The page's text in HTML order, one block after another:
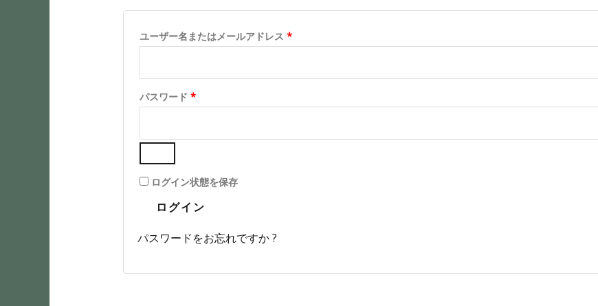
ユーザー名またはメールアドレス *
パスワード *
ログイン状態を保存
ログイン
パスワードをお忘れですか ?